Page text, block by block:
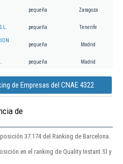
pequeña Zaragoza
pequeña Tenerife
pequeña Madrid
pequeña Madrid
de Empresas del CNAE 4322
de
37.174 del Ranking de Barcelona.
en el ranking de Quality Instant Sl y